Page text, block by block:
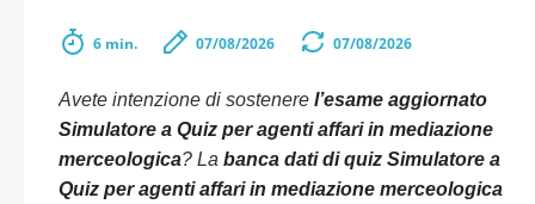
6 min. 07/08/2026 07/08/2026
Avete intenzione di sostenere l’esame aggiornato
Simulatore a Quiz per agenti affari in mediazione
merceologica? La banca dati di quiz Simulatore a
Quiz per agenti affari in mediazione merceologica